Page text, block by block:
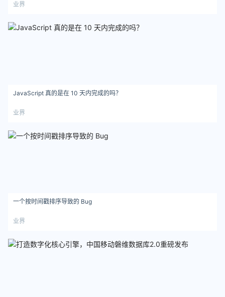
业界
JavaScript 真的是在 10 天内完成的吗？
业界
一个按时间戳排序导致的 Bug
业界